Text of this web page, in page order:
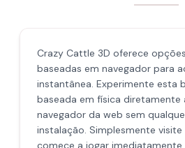
Crazy Cattle 3D oferece
baseadas em navegador para
instantânea. Experimente esta
baseada em física diretamente
navegador da web sem
instalação. Simplesmente
comece a jogar